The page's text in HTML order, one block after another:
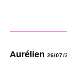
Aurélien 26/07/